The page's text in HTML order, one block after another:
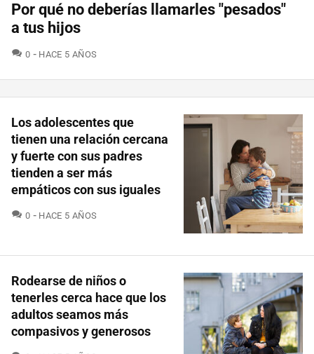
Por qué no deberías llamarles "pesados"
a tus hijos
0 COMENTARIOS
HACE 5 AÑOS
Los adolescentes que
tienen una relación cercana
y fuerte con sus padres
tienden a ser más
empáticos con sus iguales
0 COMENTARIOS
HACE 5 AÑOS
Rodearse de niños o
tenerles cerca hace que los
adultos seamos más
compasivos y generosos